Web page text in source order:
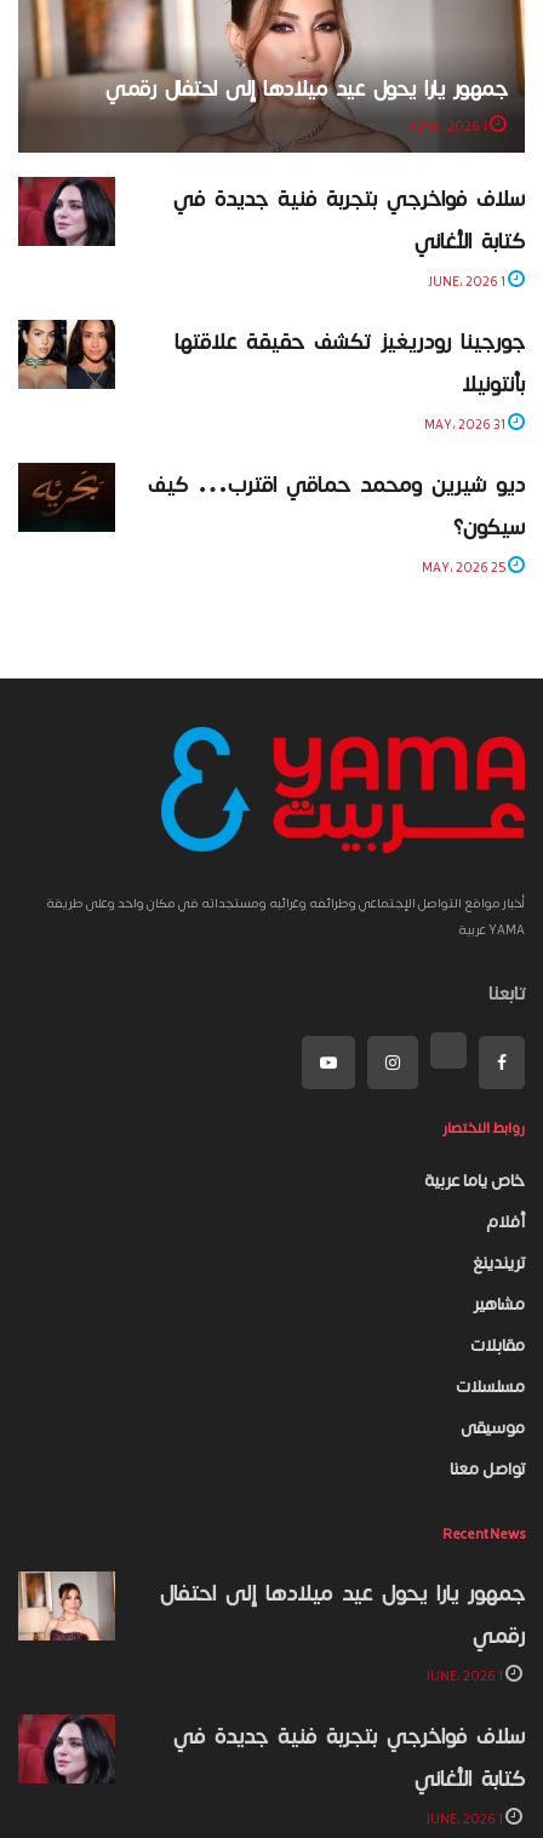
جمهور يارا يحول عيد ميلادها إلى احتفال رقمي
سلاف فواخرجي بتجربة فنية جديدة في
كتابة الأغاني
جورجينا رودريغيز تكشف حقيقة علاقتها
بأنتونيلا
ديو شيرين ومحمد حماقي اقترب… كيف
سيكون؟
أخبار مواقع التواصل الإجتماعي وطرائفه وغرائبه ومستجداته في مكان واحد وعلى طريقة
YAMA عربية
تابعنا
روابط الاختصار
خاص ياما عربية
أفلام
تريندينغ
مشاهير
مقابلات
مسلسلات
موسيقى
تواصل معنا
Recent News
جمهور يارا يحول عيد ميلادها إلى احتفال
رقمي
سلاف فواخرجي بتجربة فنية جديدة في
كتابة الأغاني